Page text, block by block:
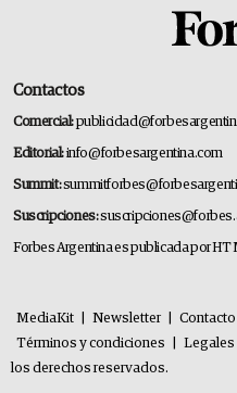
Contactos
Comercial:
Editorial:info@forbesargentina.com
Summit:
Suscripciones:
Forbes Argentina es publicada por HT
MediaKit Newsletter Contacto
Términos y condiciones
Legales
los derechos reservados.